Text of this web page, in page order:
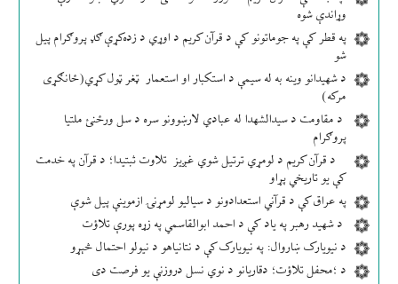
وړاندې شوه
په قطر کې په جوماتونو کې د قرآن کریم د اوړي د زده‌کړې ګډ پروګرام پیل
شو
د شهیدانو وینه به له سیمې د استکبار او استعمار ټغر ټول کړي(ځانګړی
مرکه)
د مقاومت د سیدالشهدا له عبادي لارښوونو سره د سل ورځنئ ملتیا
پروګرام
د قرآن کریم د لومړي ترتیل شوي غږیز تلاوت ثبتیدا؛ د قرآن په خدمت
کې یو تاریخي پړاو
په عراق کې د قرآني استعدادونو د سیالیو لومړنۍ ازموینې پیل شوې
د شهید رهبر په یاد کې د احمد ابوالقاسمي په زړه پورې تلاؤت
د نیویارک ښاروال: په نیویارک کې د نتانیاهو د نیولو احتمال څېړو
د ؛محفل تلاؤت؛ دقاریانو د نوي نسل دروزنې یو فرصت دی